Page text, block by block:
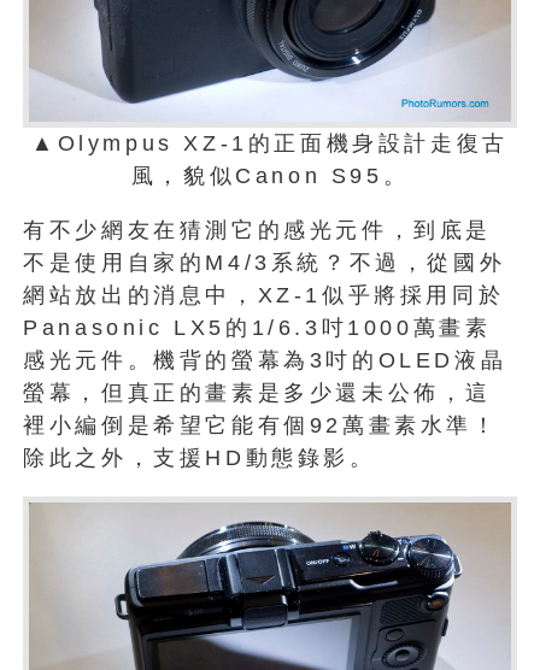
▲Olympus XZ-1的正面機身設計走復古
風，貌似Canon S95。
有不少網友在猜測它的感光元件，到底是
不是使用自家的M4/3系統？不過，從國外
網站放出的消息中，XZ-1似乎將採用同於
Panasonic LX5的1/6.3吋1000萬畫素
感光元件。機背的螢幕為3吋的OLED液晶
螢幕，但真正的畫素是多少還未公佈，這
裡小編倒是希望它能有個92萬畫素水準！
除此之外，支援HD動態錄影。